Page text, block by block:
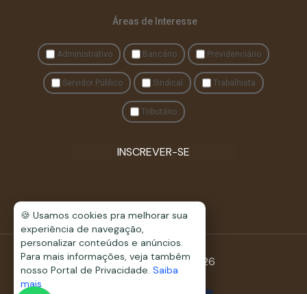
Áreas de Interesse
Administrativo Bancário Previdenciário
Servidor Público Sindical Trabalhista
Tributário
INSCREVER-SE
© Fonseca & Assis 2026
🍪 Usamos cookies pra melhorar sua
experiência de navegação,
personalizar conteúdos e anúncios.
Para mais informações, veja também
nosso Portal de Privacidade. Saiba
mais